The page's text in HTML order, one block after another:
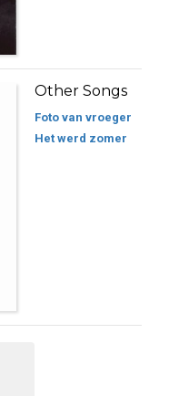
Other Songs
Foto van vroeger
Het werd zomer